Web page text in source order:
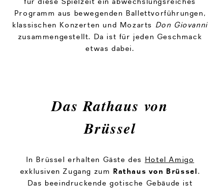
Programm aus bewegenden Ballettvorführungen,
klassischen Konzerten und Mozarts Don Giovanni
zusammengestellt. Da ist für jeden Geschmack
etwas dabei.
Das Rathaus von
Brüssel
In Brüssel erhalten Gäste des Hotel Amigo
exklusiven Zugang zum Rathaus von Brüssel .
Das beeindruckende gotische Gebäude ist